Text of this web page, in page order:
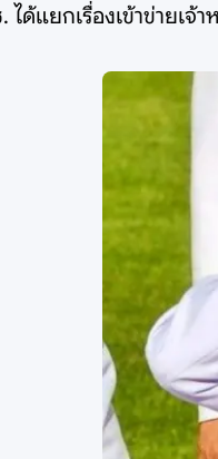
ด้แยกเรื่องเข้าข่ายเ